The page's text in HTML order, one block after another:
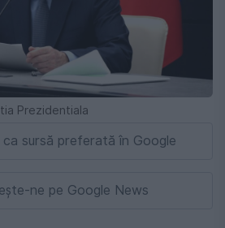
Prezidentiala
ca sursă preferată în Google
ne pe Google News